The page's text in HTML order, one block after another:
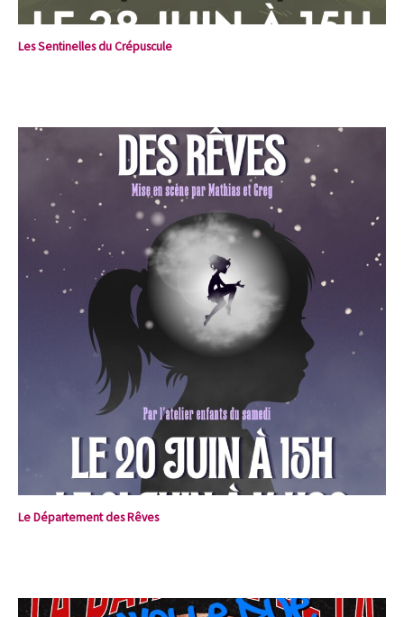
Les Sentinelles du Crépuscule
Le Département des Rêves